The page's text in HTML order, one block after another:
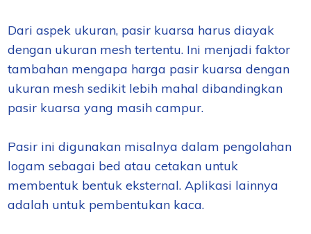
Dari aspek ukuran, pasir kuarsa harus diayak
dengan ukuran mesh tertentu. Ini menjadi faktor
tambahan mengapa harga pasir kuarsa dengan
ukuran mesh sedikit lebih mahal dibandingkan
pasir kuarsa yang masih campur.
Pasir ini digunakan misalnya dalam pengolahan
logam sebagai bed atau cetakan untuk
membentuk bentuk eksternal. Aplikasi lainnya
adalah untuk pembentukan kaca.